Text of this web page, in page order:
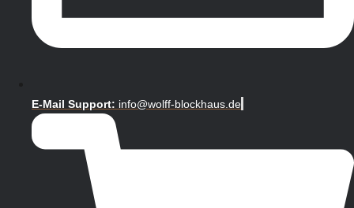
E-Mail Support: info@wolff-blockhaus.de